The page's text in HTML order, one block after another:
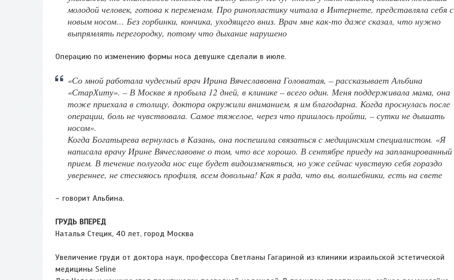
молодой человек, готова к переменам. Про ринопластику читала в Интернете, представляла себя с
новым носом… Без горбинки, кончика, уходящего вниз. Врач мне как-то даже сказал, что нужно
выпрямлять перегородку, потому что дыхание нарушено
Операцию по изменению формы носа девушке сделали в июле.
«Со мной работала чудесный врач Ирина Вячеславовна Головатая, – рассказывает Альбина
«СтарХиту». – В Москве я пробыла 12 дней, в клинике – всего один. Меня поддерживала мама, она
тоже приехала в столицу, доктора окружили вниманием, я им благодарна. Когда проснулась после
операции, боль не чувствовала. Самое тяжелое, через что пришлось пройти, – сутки не дышать
носом».
Когда Богатырева вернулась в Казань, она поспешила связаться с медицинским специалистом. «Я
написала врачу Ирине Вячеславовне о том, что все хорошо. В сентябре приеду на запланированный
прием. В течение полугода нос еще будет видоизменяться, но уже сейчас чувствую себя гораздо
увереннее, не стесняюсь профиля, всем довольна! Как я рада, что вы, волшебники, есть на свете
– говорит Альбина.
ГРУДЬ ВПЕРЕД
Наталья Стецик, 40 лет, город Москва
Увеличение груди от доктора наук, профессора Светланы Гагариной из клиники израильской эстетической
медицины Seline